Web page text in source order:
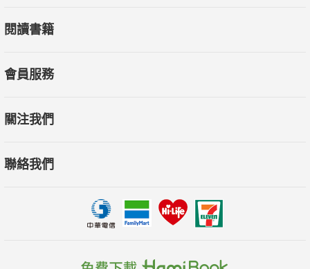
閱讀書籍
會員服務
關注我們
聯絡我們